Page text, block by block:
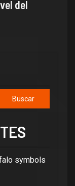
del
Buscar
symbols